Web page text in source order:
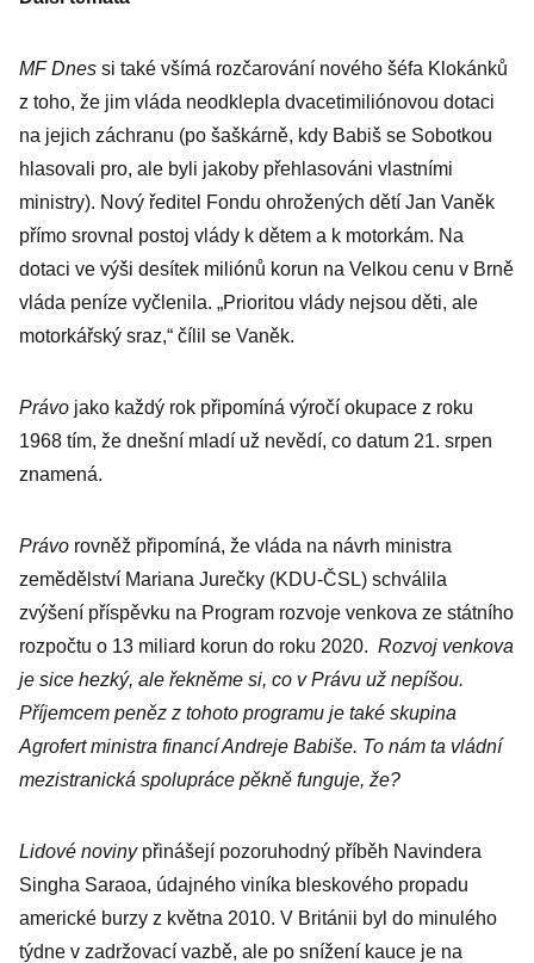
MF Dnes si také všímá rozčarování nového šéfa Klokánků
z toho, že jim vláda neodklepla dvacetimiliónovou dotaci
na jejich záchranu (po šaškárně, kdy Babiš se Sobotkou
hlasovali pro, ale byli jakoby přehlasováni vlastními
ministry). Nový ředitel Fondu ohrožených dětí Jan Vaněk
přímo srovnal postoj vlády k dětem a k motorkám. Na
dotaci ve výši desítek miliónů korun na Velkou cenu v Brně
vláda peníze vyčlenila. „Prioritou vlády nejsou děti, ale
motorkářský sraz,“ čílil se Vaněk.
Právo jako každý rok připomíná výročí okupace z roku
1968 tím, že dnešní mladí už nevědí, co datum 21. srpen
znamená.
Právo rovněž připomíná, že vláda na návrh ministra
zemědělství Mariana Jurečky (KDU-ČSL) schválila
zvýšení příspěvku na Program rozvoje venkova ze státního
rozpočtu o 13 miliard korun do roku 2020. Rozvoj venkova
je sice hezký, ale řekněme si, co v Právu už nepíšou.
Příjemcem peněz z tohoto programu je také skupina
Agrofert ministra financí Andreje Babiše. To nám ta vládní
mezistranická spolupráce pěkně funguje, že?
Lidové novinypřinášejí pozoruhodný příběh Navindera
Singha Saraoa, údajného viníka bleskového propadu
americké burzy z května 2010. V Británii byl do minulého
týdne v zadržovací vazbě, ale po snížení kauce je na